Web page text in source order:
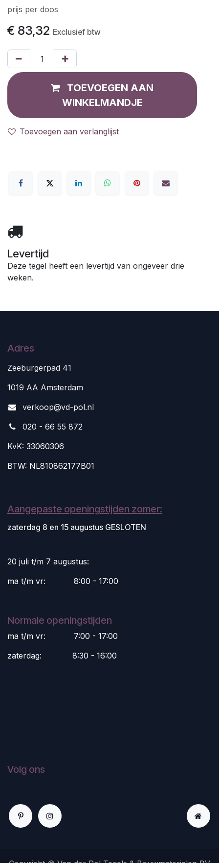
prijs per doos
€ 83,32 Exclusief btw
TOEVOEGEN AAN
WINKELMANDJE
Toevoegen aan verlanglijst
Levertijd
Deze tegel heeft een levertijd van ongeveer drie
weken.
Adres
Zeeburgerpad 41
1019 AA Amsterdam
verkoop@vd-pol.nl
020 - 66 55 872
KvK: 33060306
BTW: NL810862177B01
Aangepaste openingstijden zomer:
zaterdag 8 en 15 augustus GESLOTEN
20 juli t/m 7 augustus:
ma t/m vr:
​8:00 - 17:00
Normale openingstijden
ma t/m vr:
​7:00 - 17:00
zaterdag:
​8:30 - 16:00
Volg ons